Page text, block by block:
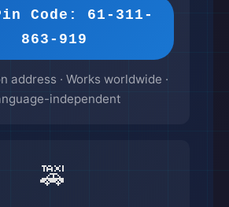
Code: 61-311-
863-919
address · Works worldwide ·
independent
🚕